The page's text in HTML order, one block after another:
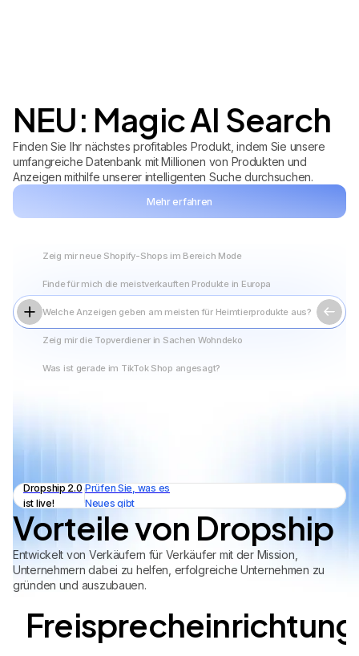
NEU: Magic AI Search
Finden Sie Ihr nächstes profitables Produkt, indem Sie unsere
umfangreiche Datenbank mit Millionen von Produkten und
Anzeigen mithilfe unserer intelligenten Suche durchsuchen.
Mehr erfahren
Zeig mir neue Shopify-Shops im Bereich Mode
Finde für mich die meistverkauften Produkte in Europa
Welche Anzeigen geben am meisten für Heimtierprodukte aus?
Zeig mir die Topverdiener in Sachen Wohndeko
Was ist gerade im TikTok Shop angesagt?
Dropship 2.0
ist live!
Prüfen Sie, was es
Neues gibt
Vorteile von Dropship
Entwickelt von Verkäufern für Verkäufer mit der Mission,
Unternehmern dabei zu helfen, erfolgreiche Unternehmen zu
gründen und auszubauen.
Freisprecheinrichtung